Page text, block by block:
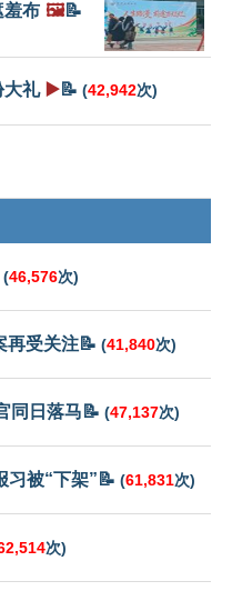
羞布 🖼️📝
大礼 ▶️📝 (42,942次)
(46,576次)
再受关注📝 (41,840次)
同日落马📝 (47,137次)
习被“下架”📝 (61,831次)
次)